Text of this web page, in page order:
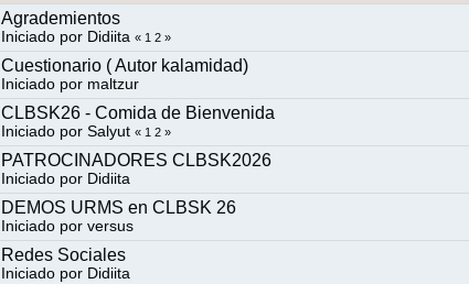
Agrademientos
Iniciado por Didiita « 1 2 »
Cuestionario ( Autor kalamidad)
Iniciado por maltzur
CLBSK26 - Comida de Bienvenida
Iniciado porSalyut « 1 2 »
PATROCINADORES CLBSK2026
Iniciado por Didiita
DEMOS URMS en CLBSK 26
Iniciado porversus
Redes Sociales
Iniciado por Didiita